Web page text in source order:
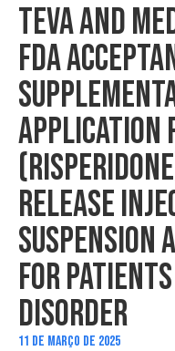
TEVA AND
FDA
APPLICATION
RELEASE
SUSPENSION
FOR
DISORDER
11 DE MARÇO DE 2025